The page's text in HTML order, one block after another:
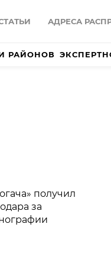
АДРЕСА
РАЙОНОВ
получил
за